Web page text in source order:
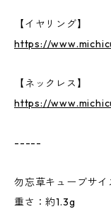
【イヤリング】
https://
【ネックレス】
https://
-----
勿忘草キューブサ
重さ：約1.3g